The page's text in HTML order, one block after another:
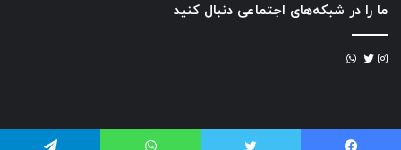
ما را در شبکه‌های اجتماعی دنبال کنید